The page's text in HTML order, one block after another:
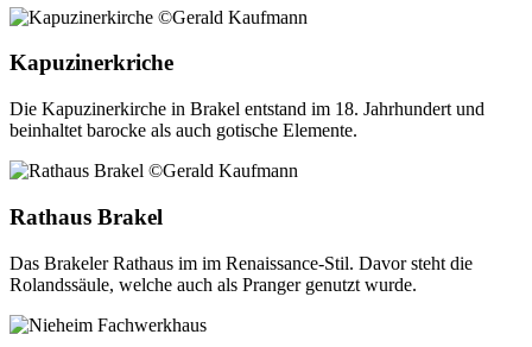
Kapuzinerkriche
Die Kapuzinerkirche in Brakel entstand im 18. Jahrhundert und
beinhaltet barocke als auch gotische Elemente.
Rathaus Brakel
Das Brakeler Rathaus im im Renaissance-Stil. Davor steht die
Rolandssäule, welche auch als Pranger genutzt wurde.